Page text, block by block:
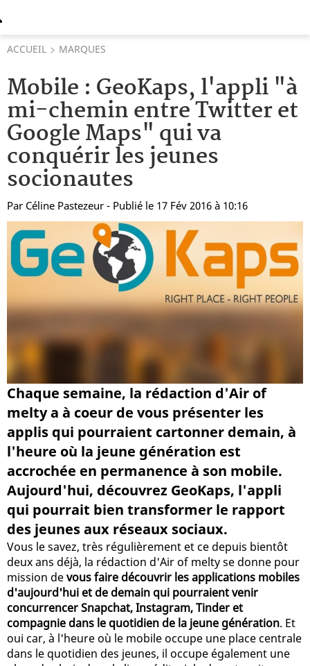
ACCUEIL MARQUES
Mobile : GeoKaps, l'appli "à
mi-chemin entre Twitter et
Google Maps" qui va
conquérir les jeunes
socionautes
Par Céline Pastezeur - Publié le 17 Fév 2016 à 10:16
Chaque semaine, la rédaction d'Air of
melty a à coeur de vous présenter les
applis qui pourraient cartonner demain, à
l'heure où la jeune génération est
accrochée en permanence à son mobile.
Aujourd'hui, découvrez GeoKaps, l'appli
qui pourrait bien transformer le rapport
des jeunes aux réseaux sociaux.
Vous le savez, très régulièrement et ce depuis bientôt
deux ans déjà, la rédaction d'Air of melty se donne pour
mission devous faire découvrir les applications mobiles
d'aujourd'hui et de demain qui pourraient venir
concurrencer Snapchat, Instagram, Tinder et
compagnie dans le quotidien de la jeune génération. Et
oui car, à l'heure où le mobile occupe une place centrale
dans le quotidien des jeunes, il occupe également une